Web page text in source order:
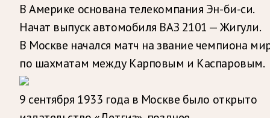
В Америке основана телекомпания Эн-би-си.
Начат выпуск автомобиля ВАЗ 2101 — Жигули.
В Москве начался матч на звание чемпиона
по шахматам между Карповым и Каспаровым.
9 сентября 1933 года в Москве было открыто